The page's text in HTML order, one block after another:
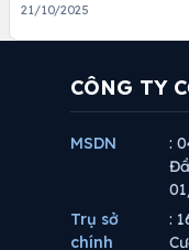
21/10/2025
CÔNG TY
MSDN
:
Trụ sở
chính
: